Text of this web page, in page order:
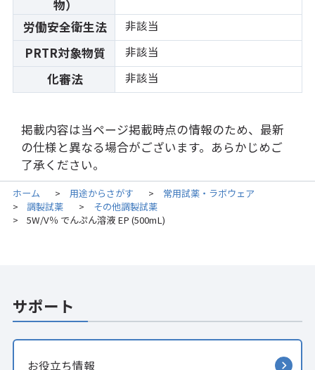
物）
労働安全衛生法
非該当
PRTR対象物質 非該当
化審法 非該当
掲載内容は当ページ掲載時点の情報のため、最新
の仕様と異なる場合がございます。あらかじめご
了承ください。
ホーム > 用途からさがす > 常用試薬・ラボウェア
> 調製試薬 > その他調製試薬
> 5W/V％ でんぷん溶液 EP (500mL)
サポート
お役立ち情報